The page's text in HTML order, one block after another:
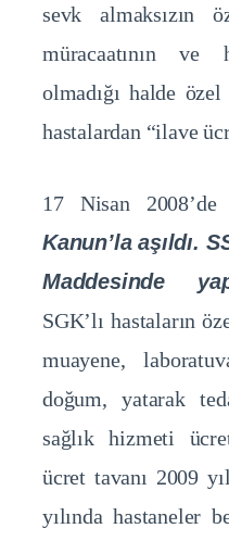
sevk almaksızın
müracaatının ve
olmadığı halde
hastalardan “ilave
17 Nisan 2008’de
Kanun’la aşıldı.
Maddesinde
SGK’lı hastaların
muayene,
doğum, yatarak
sağlık hizmeti
ücret tavanı 2009
yılında hastaneler